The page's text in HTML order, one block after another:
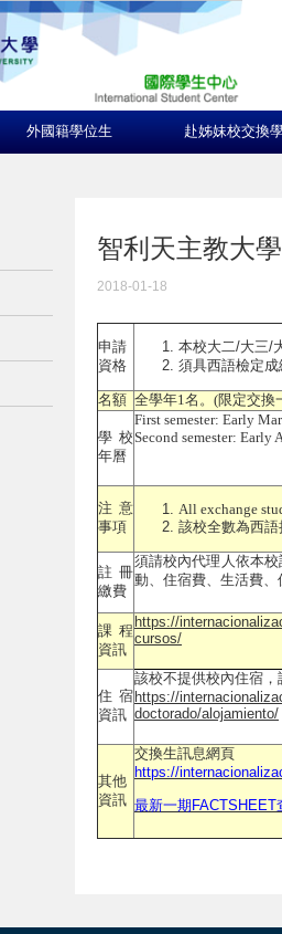
外國籍學位生 赴姊妹校交換
智利天主教大
2018-01-18
申請
資格
本校大二/大三/
須具西語檢定
名額 全學年1名。(限定交換
學校
年曆
First semester: Early
Second semester: Early
注意
事項
All exchange
該校全數為西
註冊
繳費
須請校內代理人依本
動、住宿費、生活費
課程
資訊
https://
cursos/
住宿
資訊
該校不提供校內住宿，
https://
doctorado/alojamiento/
其他
資訊
交換生訊息網頁
https://
最新一期FACTSHEET